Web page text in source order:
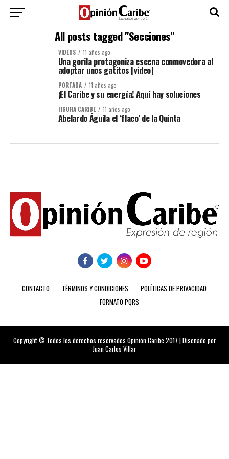
All posts tagged "Secciones"
VIDEOS 11 años ago
Una gorila protagoniza escena conmovedora al
adoptar unos gatitos [video]
PORTADA 11 años ago
¡El Caribe y su energía! Aquí hay soluciones
FIGURA CARIBE 11 años ago
Abelardo Águila el ‘flaco’ de la Quinta
CONTACTO TÉRMINOS Y CONDICIONES
POLÍTICAS DE PRIVACIDAD
FORMATO PQRS
Copyright © Todos los derechos reservados Opinión Caribe 2017 | Diseñado por
Juan Carlos Villar